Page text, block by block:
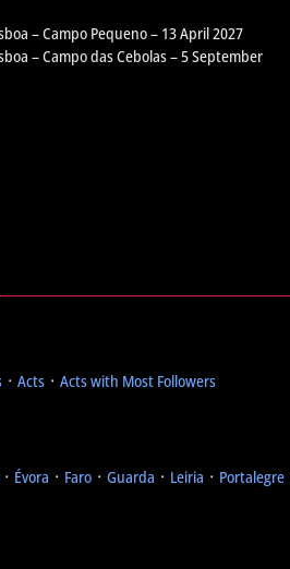
– Campo Pequeno – 13 April 2027
– Campo das Cebolas – 5 September
᛫ Acts ᛫ Acts with Most Followers
᛫ Évora ᛫ Faro ᛫ Guarda ᛫ Leiria ᛫ Portalegre